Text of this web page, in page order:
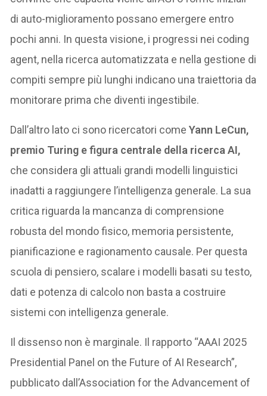
di auto-miglioramento possano emergere entro
pochi anni. In questa visione, i progressi nei coding
agent, nella ricerca automatizzata e nella gestione di
compiti sempre più lunghi indicano una traiettoria da
monitorare prima che diventi ingestibile.
Dall’altro lato ci sono ricercatori come Yann LeCun,
premio Turing e figura centrale della ricerca AI,
che considera gli attuali grandi modelli linguistici
inadatti a raggiungere l’intelligenza generale. La sua
critica riguarda la mancanza di comprensione
robusta del mondo fisico, memoria persistente,
pianificazione e ragionamento causale. Per questa
scuola di pensiero, scalare i modelli basati su testo,
dati e potenza di calcolo non basta a costruire
sistemi con intelligenza generale.
Il dissenso non è marginale. Il rapporto “AAAI 2025
Presidential Panel on the Future of AI Research”,
pubblicato dall’Association for the Advancement of